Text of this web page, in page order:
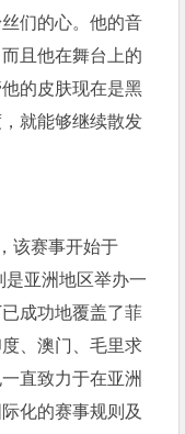
们的心。他的音
且他在舞台上的
的皮肤现在是黑
就能够继续散发
该赛事开始于
亚洲地区举办一
成功地覆盖了菲
、澳门、毛里求
直致力于在亚洲
化的赛事规则及